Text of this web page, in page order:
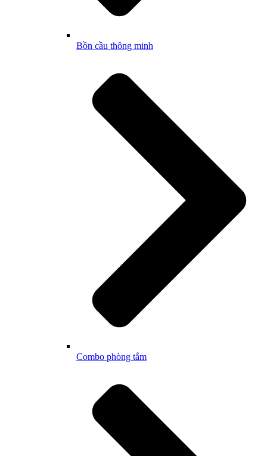
Bồn cầu thông minh
Combo phòng tắm